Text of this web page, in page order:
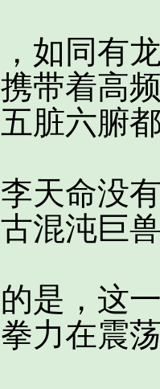
同有龙
带着高
脏六腑
命没有
混沌巨
，这一
力在震